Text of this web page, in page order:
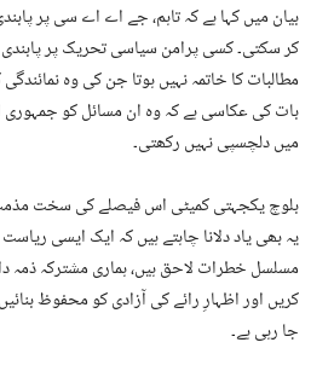
بیان میں کہا ہے کہ تاہم، جے اے اے سی پر
کر سکتی۔ کسی پرامن سیاسی تحریک پر
مطالبات کا خاتمہ نہیں ہوتا جن کی وہ
بات کی عکاسی ہے کہ وہ ان مسائل کو
میں دلچسپی نہیں رکھتی۔
بلوچ یکجہتی کمیٹی اس فیصلے کی سخت مذمت
یہ بھی یاد دلانا چاہتے ہیں کہ ایک ایسی
مسلسل خطرات لاحق ہیں، ہماری مشترکہ ذمہ
کریں اور اظہارِ رائے کی آزادی کو محفوظ
جا رہی ہے۔